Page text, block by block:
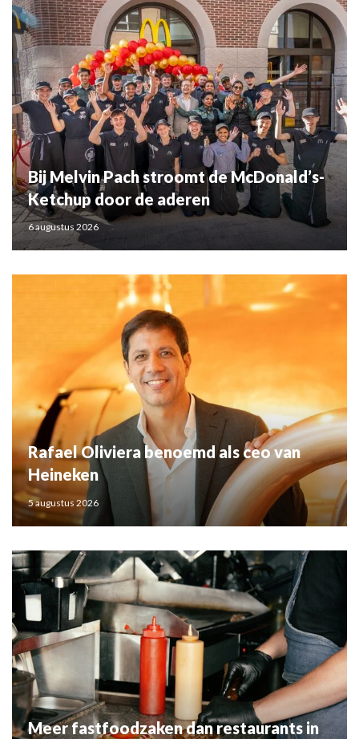
Bij Melvin Pach stroomt de McDonald’s-
Ketchup door de aderen
6 augustus 2026
Rafael Oliviera benoemd als ceo van
Heineken
5 augustus 2026
Meer fastfoodzaken dan restaurants in